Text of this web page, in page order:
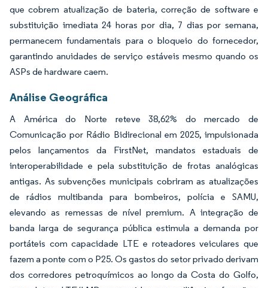
que cobrem atualização de bateria, correção de software e
substituição imediata 24 horas por dia, 7 dias por semana,
permanecem fundamentais para o bloqueio do fornecedor,
garantindo anuidades de serviço estáveis mesmo quando os
ASPs de hardware caem.
Análise Geográfica
A América do Norte reteve 38,62% do mercado de
Comunicação por Rádio Bidirecional em 2025, impulsionada
pelos lançamentos da FirstNet, mandatos estaduais de
interoperabilidade e pela substituição de frotas analógicas
antigas. As subvenções municipais cobriram as atualizações
de rádios multibanda para bombeiros, polícia e SAMU,
elevando as remessas de nível premium. A integração de
banda larga de segurança pública estimula a demanda por
portáteis com capacidade LTE e roteadores veiculares que
fazem a ponte com o P25. Os gastos do setor privado derivam
dos corredores petroquímicos ao longo da Costa do Golfo,